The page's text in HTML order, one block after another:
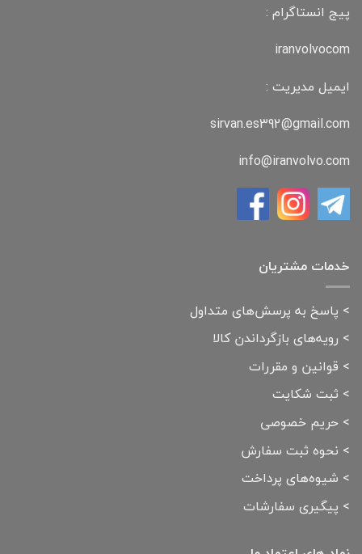
پیج انستاگرام :
iranvolvocom
ایمیل مدیریت :
sirvan.es392@gmail.com
info@iranvolvo.com
خدمات مشتریان
> پاسخ به پرسش‌های متداول
> رویه‌های بازگرداندن کالا
> قوانین و مقررات
> ثبت شکایت
> حریم خصوصی
> نحوه ثبت سفارش
> شیوه‌های پرداخت
> پیگیری سفارشات